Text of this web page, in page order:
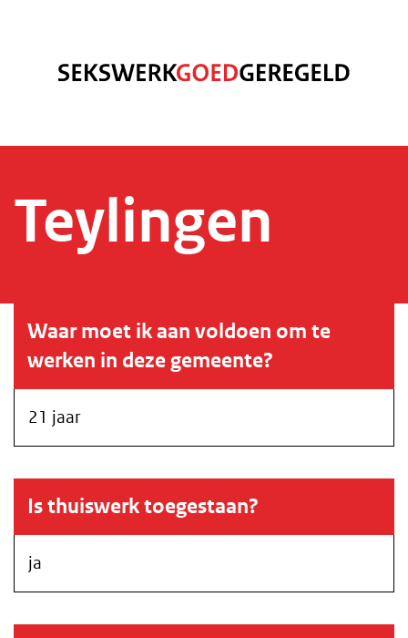
Teylingen
Waar moet ik aan voldoen om te
werken in deze gemeente?
21 jaar
Is thuiswerk toegestaan?
ja